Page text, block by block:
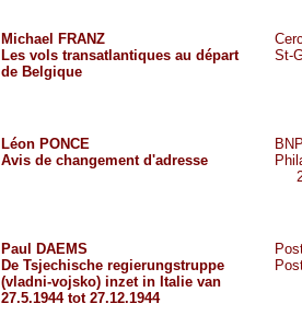
Michael FRANZ
Les vols transatlantiques au départ
de Belgique
St-
Léon PONCE
Avis de changement d'adresse
Paul DAEMS
De Tsjechische regierungstruppe
(vladni-vojsko) inzet in Italie van
27.5.1944 tot 27.12.1944